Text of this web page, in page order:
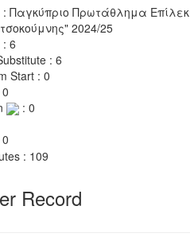
: Παγκύπριο Πρωτάθλημα
2024/25
: 6
: 6
Start : 0
: 0
: 109
Record